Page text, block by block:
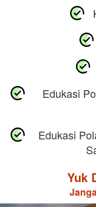
Edukasi
Edukasi
Yuk